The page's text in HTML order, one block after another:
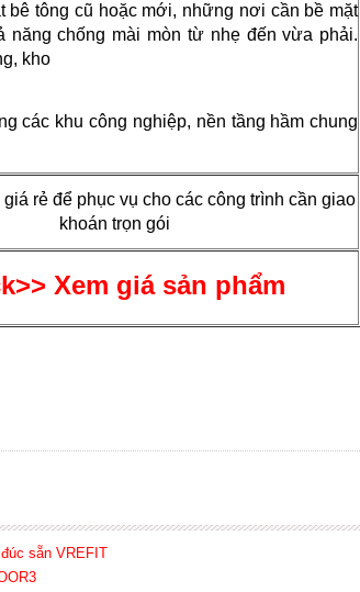
bê tông cũ hoặc mới, những nơi cần bề mặt
năng chống mài mòn từ nhẹ đến vừa phải.
kho
các khu công nghiệp, nền tầng hầm chung
rẻ để phục vụ cho các công trình cần giao
khoán trọn gói
Xem giá sản phẩm
sẵn VREFIT